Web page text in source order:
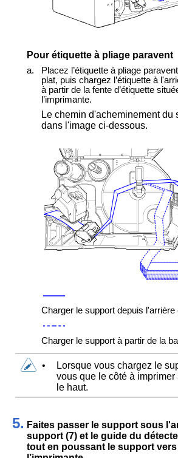
Pour étiquette à pliage paravent
a.
Placez l’étiquette à pliage
plat, puis chargez l’étiquette à
à partir de la fente d’étiquette
l’imprimante.
Le chemin d'acheminement du
dans l'image ci-dessous.
Charger le support depuis l'arrière
Charger le support à partir de la
•
Lorsque vous chargez le
vous que le côté à
le haut.
5. Faites passer le support sous
support (7) et le guide du
tout en poussant le support